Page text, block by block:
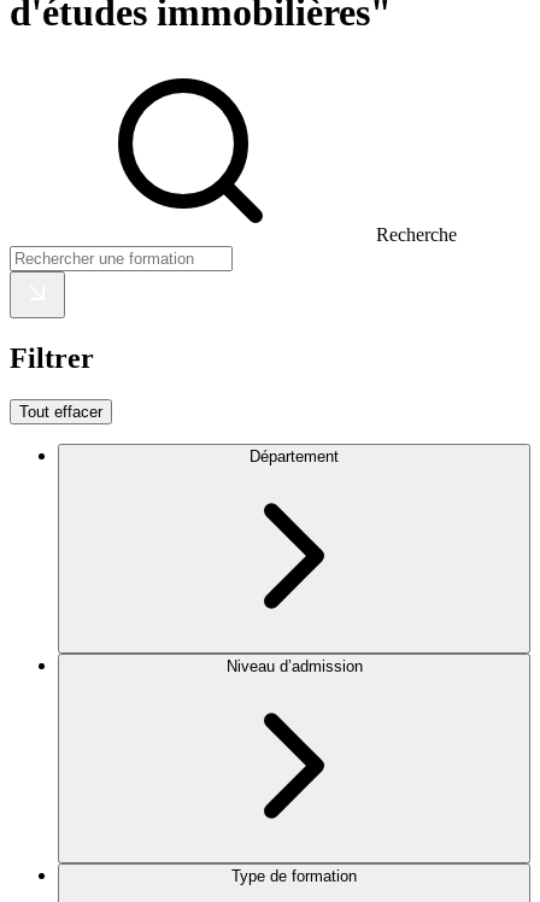
d'études immobilières"
Recherche
Filtrer
Tout effacer
Département
Niveau d’admission
Type de formation